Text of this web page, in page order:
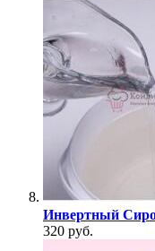
Инвертный
320 руб.